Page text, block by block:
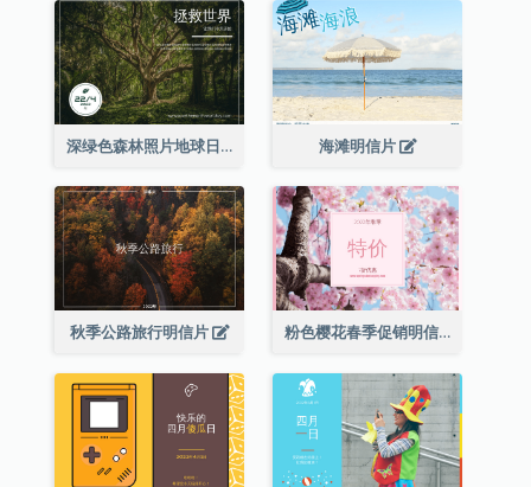
深绿色森林照片地球日明信片 海滩明信片
秋季公路旅行明信片 粉色樱花春季促销明信片